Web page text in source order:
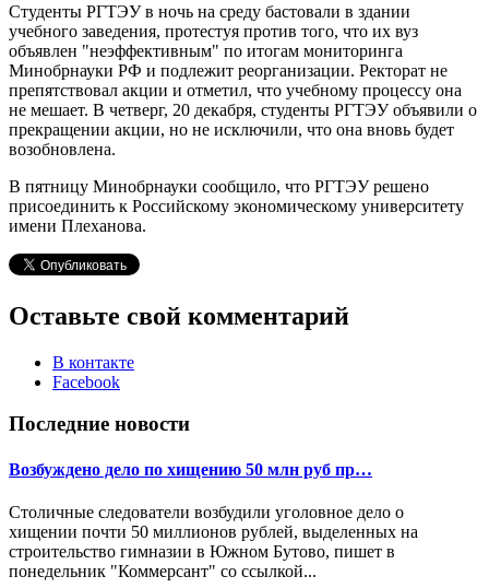
Студенты РГТЭУ в ночь на среду бастовали в здании
учебного заведения, протестуя против того, что их вуз
объявлен "неэффективным" по итогам мониторинга
Минобрнауки РФ и подлежит реорганизации. Ректорат не
препятствовал акции и отметил, что учебному процессу она
не мешает. В четверг, 20 декабря, студенты РГТЭУ объявили о
прекращении акции, но не исключили, что она вновь будет
возобновлена.
В пятницу Минобрнауки сообщило, что РГТЭУ решено
присоединить к Российскому экономическому университету
имени Плеханова.
Оставьте свой комментарий
В контакте
Facebook
Последние новости
Возбуждено дело по хищению 50 млн руб пр…
Столичные следователи возбудили уголовное дело о
хищении почти 50 миллионов рублей, выделенных на
строительство гимназии в Южном Бутово, пишет в
понедельник "Коммерсант" со ссылкой...